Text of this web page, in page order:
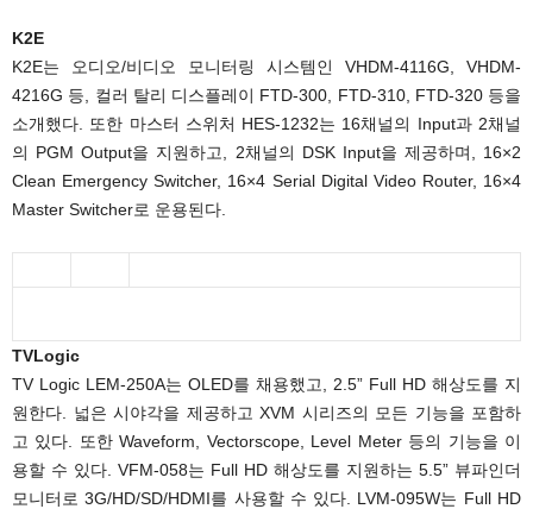
K2E
K2E는 오디오/비디오 모니터링 시스템인 VHDM-4116G, VHDM-
4216G 등, 컬러 탈리 디스플레이 FTD-300, FTD-310, FTD-320 등을
소개했다. 또한 마스터 스위처 HES-1232는 16채널의 Input과 2채널
의 PGM Output을 지원하고, 2채널의 DSK Input을 제공하며, 16×2
Clean Emergency Switcher, 16×4 Serial Digital Video Router, 16×4
Master Switcher로 운용된다.
TVLogic
TV Logic LEM-250A는 OLED를 채용했고, 2.5” Full HD 해상도를 지
원한다. 넓은 시야각을 제공하고 XVM 시리즈의 모든 기능을 포함하
고 있다. 또한 Waveform, Vectorscope, Level Meter 등의 기능을 이
용할 수 있다. VFM-058는 Full HD 해상도를 지원하는 5.5” 뷰파인더
모니터로 3G/HD/SD/HDMI를 사용할 수 있다. LVM-095W는 Full HD